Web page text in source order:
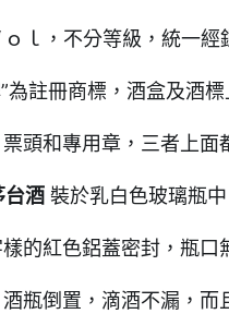
ｌ，不分等級，統一經
為註冊商標，酒盒及酒
頭和專用章，三者上面
台酒 裝於乳白色玻璃瓶
樣的紅色鋁蓋密封，瓶口
瓶倒置，滴酒不漏，而